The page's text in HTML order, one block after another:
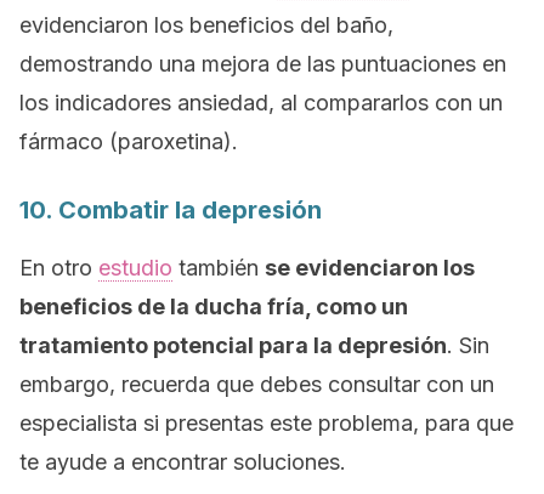
evidenciaron los beneficios del baño,
demostrando una mejora de las puntuaciones en
los indicadores ansiedad, al compararlos con un
fármaco (paroxetina).
10. Combatir la depresión
En otro estudio también se evidenciaron los
beneficios de la ducha fría, como un
tratamiento potencial para la depresión. Sin
embargo, recuerda que debes consultar con un
especialista si presentas este problema, para que
te ayude a encontrar soluciones.